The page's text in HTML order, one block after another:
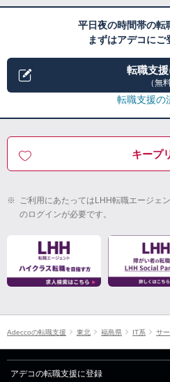
平日夜の時間帯の転
まずはアデコにご
転職支
（無
転職支援の
キープ
※ ご利用にあたってはLHH転職エージェ
のログインが必要です。
Adeccoの転職支援 東北 福島県 IT系 サ
アデコの転職支援に登録